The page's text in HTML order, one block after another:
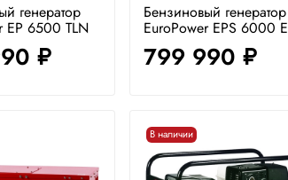
генератор
EP 6500 TLN
руб.
Бензиновый генератор
EuroPower EPS 6000 E
799 990 руб.
В наличии